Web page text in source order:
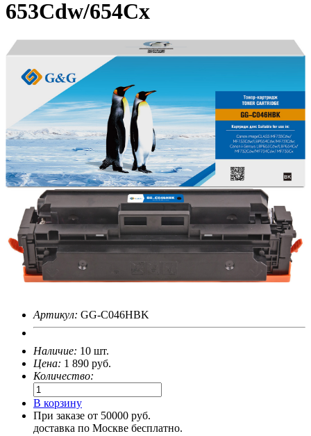
653Cdw/654Cx
Артикул: GG-C046HBK
Наличие: 10 шт.
Цена: 1 890 руб.
Количество:
В корзину
При заказе от 50000 руб.
доставка по Москве бесплатно.